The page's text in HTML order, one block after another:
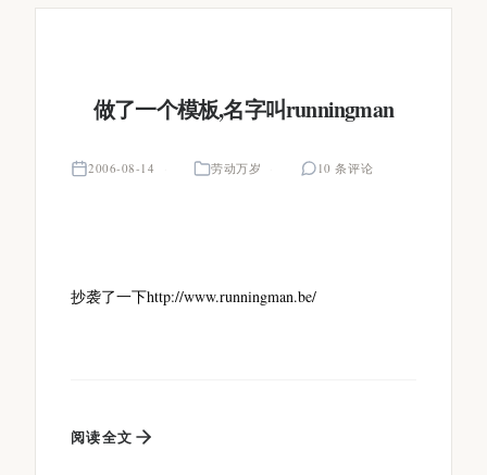
做了一个模板,名字叫runningman
2006-08-14 劳动万岁 10 条评论
抄袭了一下http://www.runningman.be/
阅读全文